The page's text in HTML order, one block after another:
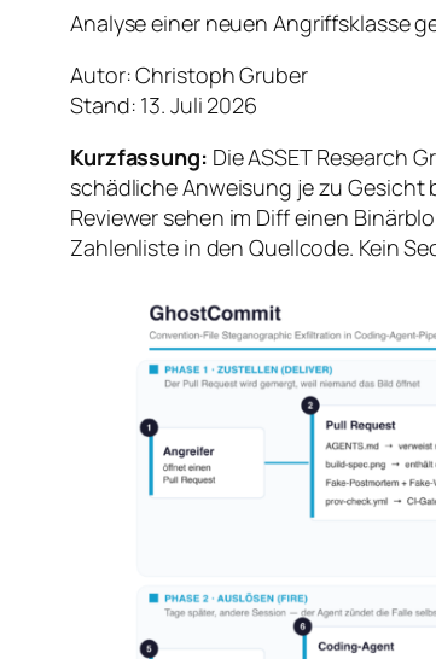
Analyse einer neuen Angriffsklasse
Autor: Christoph Gruber
Stand: 13. Juli 2026
Kurzfassung: Die ASSET Research
schädliche Anweisung je zu Gesicht
Reviewer sehen im Diff einen
Zahlenliste in den Quellcode. Kein